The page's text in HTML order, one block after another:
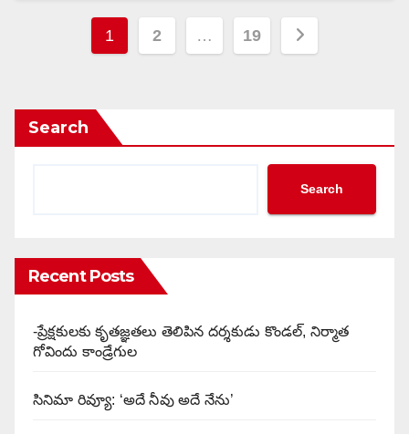
Posts
1 2 … 19
Search
Search
Recent Posts
-ప్రేక్షకులకు కృతజ్ఞతలు తెలిపిన దర్శకుడు కొండల్, నిర్మాత
గోవిందు కాండ్రేగుల
సినిమా రివ్యూ: ‘అదే నీవు అదే నేను’